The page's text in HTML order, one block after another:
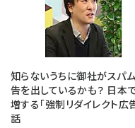
知らないうちに御社がスパ
告を出しているかも？ 日本
増する「強制リダイレクト広
話